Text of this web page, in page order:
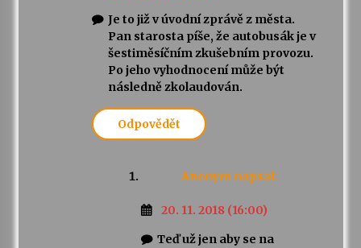
Je to již v úvodní zprávě z města.
Pan starosta píše, že autobusák je v
šestiměsíčním zkušebním provozu.
Po jeho vyhodnocení může být
následně zkolaudován.
Odpovědět
Anonym napsal:
20. 11. 2018 (16:00)
Teď už jen aby se na